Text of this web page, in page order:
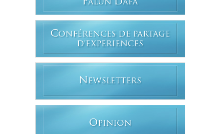
FALUN DAFA
CONFÉRENCES DE PARTAGE
D'EXPERIENCES
N EWSLETTERS
OPINION